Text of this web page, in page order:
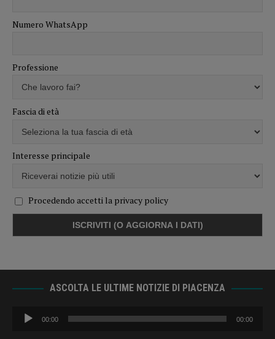
Numero WhatsApp
Professione
Fascia di età
Interesse principale
Procedendo accetti la privacy policy
ASCOLTA LE ULTIME NOTIZIE DI PIACENZA
Audio
Player
00:00 00:00